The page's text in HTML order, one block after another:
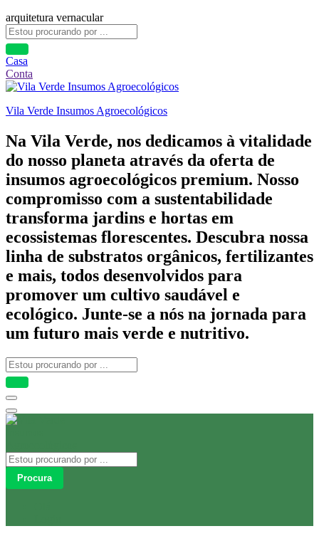
arquitetura vernacular
Casa
Conta
Vila Verde Insumos Agroecológicos
Na Vila Verde, nos dedicamos à vitalidade
do nosso planeta através da oferta de
insumos agroecológicos premium. Nosso
compromisso com a sustentabilidade
transforma jardins e hortas em
ecossistemas florescentes. Descubra nossa
linha de substratos orgânicos, fertilizantes
e mais, todos desenvolvidos para
promover um cultivo saudável e
ecológico. Junte-se a nós na jornada para
um futuro mais verde e nutritivo.
Procura